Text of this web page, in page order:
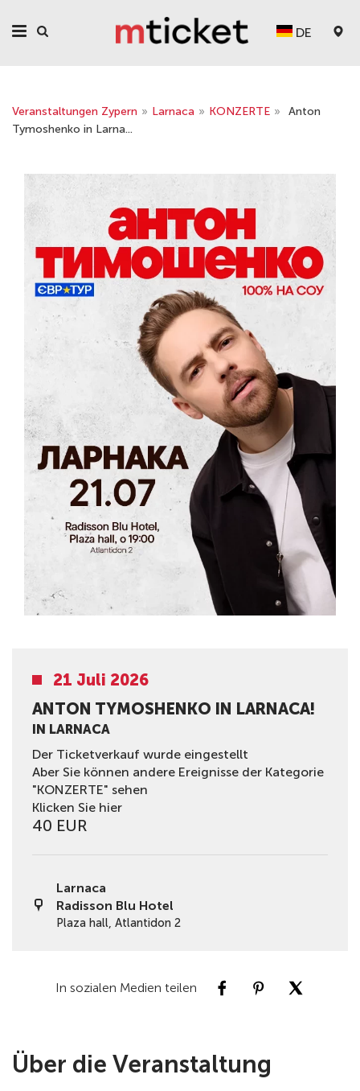
DE
Veranstaltungen Zypern » Larnaca » KONZERTE »
Anton
Tymoshenko in Larna...
21 Juli 2026
ANTON TYMOSHENKO IN LARNACA!
IN LARNACA
Der Ticketverkauf wurde eingestellt
Aber Sie können andere Ereignisse der Kategorie
"KONZERTE" sehen
Klicken Sie hier
40 EUR
Larnaca
Radisson Blu Hotel
Plaza hall, Atlantidon 2
In sozialen Medien teilen
Über die Veranstaltung